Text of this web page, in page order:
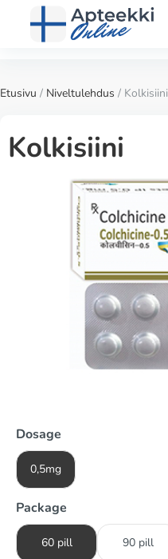
Etusivu / Niveltulehdus / Kolkisiini
Kolkisiini
Dosage
0,5mg
Package
60 pill 90 pill